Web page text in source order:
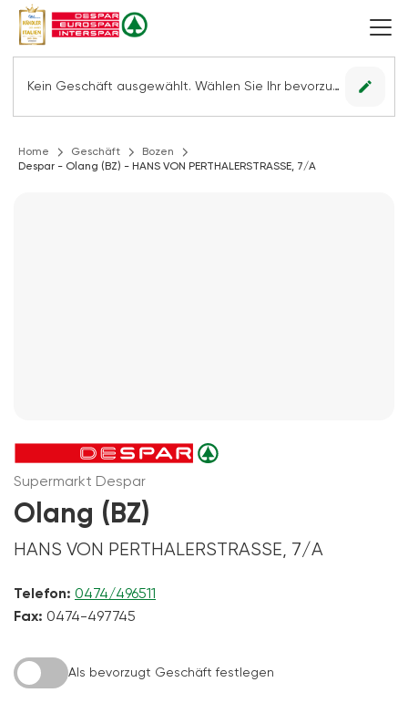
Kein Geschäft ausgewählt. Wählen Sie Ihr bevorzugtes Geschäft, um alle Angebote sehen zu können. edit
Home Geschäft
Bozen
Despar - Olang (BZ) - HANS VON PERTHALERSTRASSE, 7/A
Supermarkt Despar
Olang (BZ)
HANS VON PERTHALERSTRASSE, 7/A
Telefon: 0474/496511
Fax: 0474-497745
Als bevorzugt Geschäft festlegen